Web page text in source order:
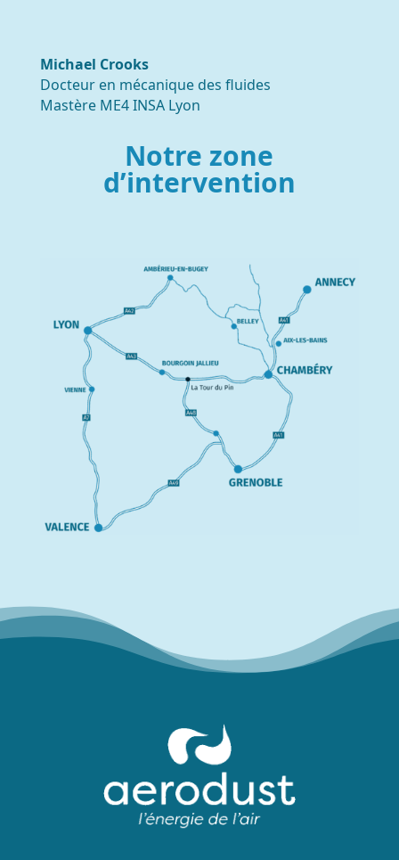
Michael Crooks
Docteur en mécanique des fluides
Mastère ME4 INSA Lyon
Notre zone
d’intervention